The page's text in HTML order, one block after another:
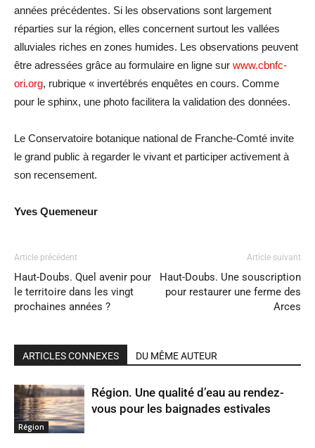
années précédentes. Si les observations sont largement
réparties sur la région, elles concernent surtout les vallées
alluviales riches en zones humides. Les observations peuvent
être adressées grâce au formulaire en ligne sur www.cbnfc-
ori.org, rubrique « invertébrés enquêtes en cours. Comme
pour le sphinx, une photo facilitera la validation des données.
Le Conservatoire botanique national de Franche-Comté invite
le grand public à regarder le vivant et participer activement à
son recensement.
Yves Quemeneur
Article précédent
Haut-Doubs. Quel avenir pour
le territoire dans les vingt
prochaines années ?
Article suivant
Haut-Doubs. Une souscription
pour restaurer une ferme des
Arces
ARTICLES CONNEXES DU MÊME AUTEUR
Région
Région. Une qualité d’eau au rendez-
vous pour les baignades estivales